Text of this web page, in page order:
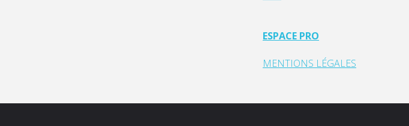
ESPACE PRO
MENTIONS LÉGALES